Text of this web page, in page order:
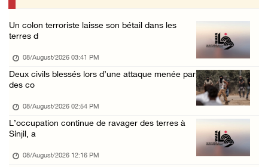
Suite au renouvellement de l'interdiction de ...
La présidence salue le lancement par l'Arabi ...
07/August/2026 06:39 PM
Naplouse : Attaque des forces d'occupation e ...
07/August/2026 06:14 PM
La présidence palestinienne salue l’accord d ...
Un colon terroriste laisse son bétail dans les
terres d
08/August/2026 03:41 PM
Deux civils blessés lors d’une attaque menée par
des co
08/August/2026 02:54 PM
L’occupation continue de ravager des terres à
Sinjil, a
08/August/2026 12:16 PM